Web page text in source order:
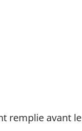
remplie avant le